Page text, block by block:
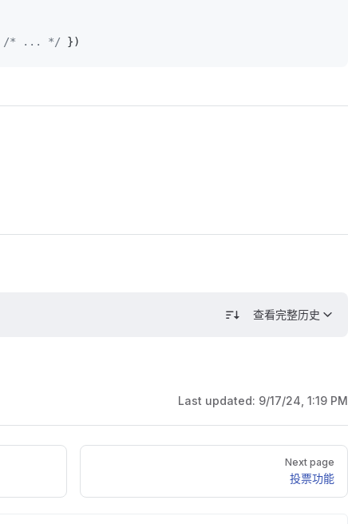
/* ... */ })
查看完整历史
Last updated: 9/17/24, 1:19 PM
Next page
投票功能